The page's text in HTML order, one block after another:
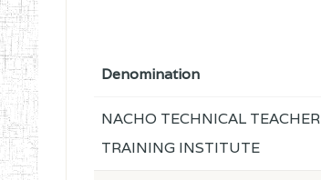
Denomination
NACHO TECHNICAL TEACHER
TRAINING INSTITUTE